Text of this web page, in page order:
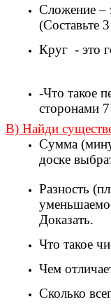
Сложение –
(Составьте
Круг - это
-Что
сторонами
В) Найди
Сумма
доске
Разность
Доказать.
Что такое
Чем
Сколько